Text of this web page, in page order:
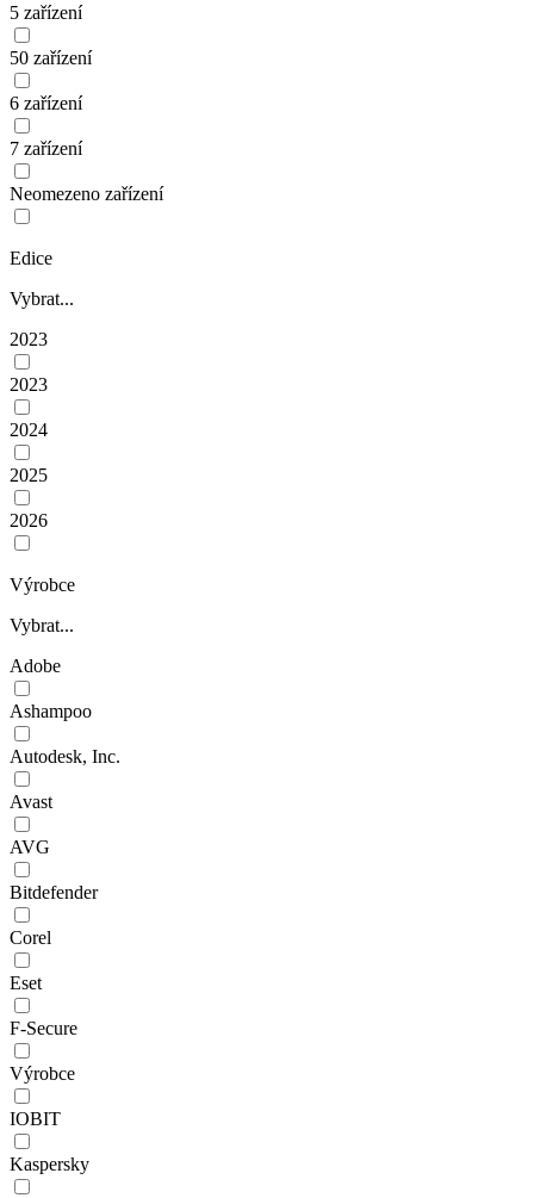
5 zařízení
50 zařízení
6 zařízení
7 zařízení
Neomezeno zařízení
Edice
Vybrat...
2023
2023
2024
2025
2026
Výrobce
Vybrat...
Adobe
Ashampoo
Autodesk, Inc.
Avast
AVG
Bitdefender
Corel
Eset
F-Secure
Výrobce
IOBIT
Kaspersky